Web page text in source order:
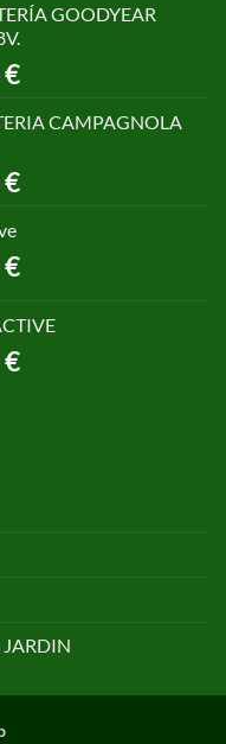
€.
es:GOODYEAR
€El
precio
actual
250,00 €.
CAMPAGNOLA
€El
precio
499,00 €.
€El
precio
es:
484,99 €.
€El
precio